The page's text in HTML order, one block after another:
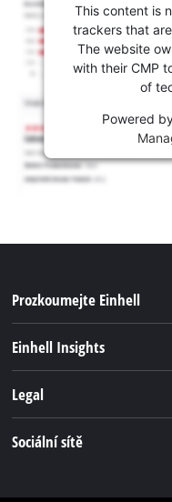
This content is
trackers that
The website
with their CMP
of
Powered
Prozkoumejte Einhell
Systém akumulátorů
Einhell Insights
Legal
Sociální sítě